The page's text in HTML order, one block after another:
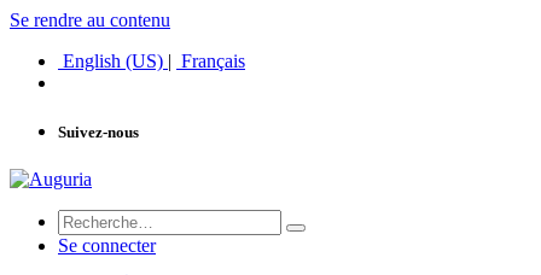
Se rendre au contenu
English (US) | Français
Suivez-nous
Se connecter